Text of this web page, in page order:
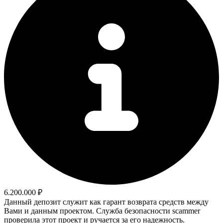
6.200.000 ₽
Данный депозит служит как гарант возврата средств между
Вами и данным проектом. Служба безопасности scammer
проверила этот проект и ручается за его надежность.